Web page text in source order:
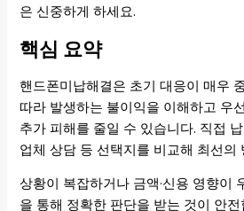
은 신중하게 하세요.
핵심 요약
핸드폰미납해결은 초기 대응이 매우
따라 발생하는 불이익을 이해하고 우
추가 피해를 줄일 수 있습니다. 직접
업체 상담 등 선택지를 비교해 최선의
상황이 복잡하거나 금액·신용 영향이
을 통해 정확한 판단을 받는 것이 안